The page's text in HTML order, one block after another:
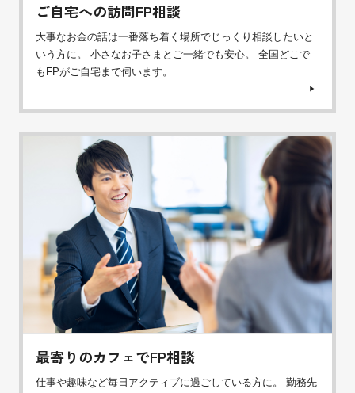
ご自宅への訪問FP相談
大事なお金の話は一番落ち着く場所でじっくり相談したいと
いう方に。 小さなお子さまとご一緒でも安心。 全国どこで
もFPがご自宅まで伺います。
最寄りのカフェでFP相談
仕事や趣味など毎日アクティブに過ごしている方に。 勤務先